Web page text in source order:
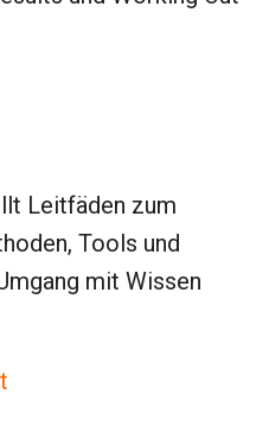
Leitfäden zum
Tools und
mit Wissen